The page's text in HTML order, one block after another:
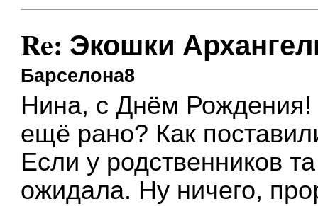
Re: Экошки
Барселона8
Нина, с Днём Рождения!
ещё рано? Как
Если у родственников
ожидала. Ну ничего,